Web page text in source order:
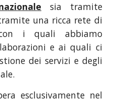
sia tramite
una ricca rete di
i quali abbiamo
e ai quali ci
dei servizi e degli
esclusivamente nel